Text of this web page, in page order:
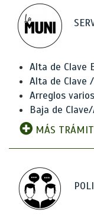
Alta de Clave
Alta de Clave
Arreglos
Baja de
MÁS